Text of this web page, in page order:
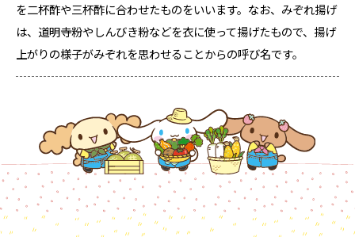
を二杯酢や三杯酢に合わせたものをいいます。なお、みぞれ揚げ
は、道明寺粉やしんびき粉などを衣に使って揚げたもので、揚げ
上がりの様子がみぞれを思わせることからの呼び名です。